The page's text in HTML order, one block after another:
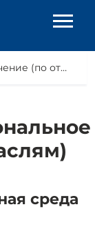
44.03.04 Профессиональное обучение (по отраслям)
среда